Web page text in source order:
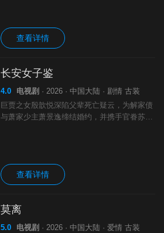
查看详情
长安女子鉴
4.0 电视剧 · 2026 · 中国大陆 · 剧情 古装
巨贾之女殷歆悦深陷父辈死亡疑云，为解家债
与萧家少主萧景逸缔结婚约，并携手官眷苏懿
查看详情
莫离
5.0 电视剧 · 2026 · 中国大陆 · 爱情 古装